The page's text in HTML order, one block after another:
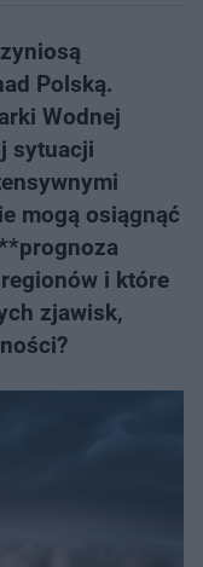
Polską.
Wodnej
sytuacji
mogą osiągnąć
i które
zjawisk,